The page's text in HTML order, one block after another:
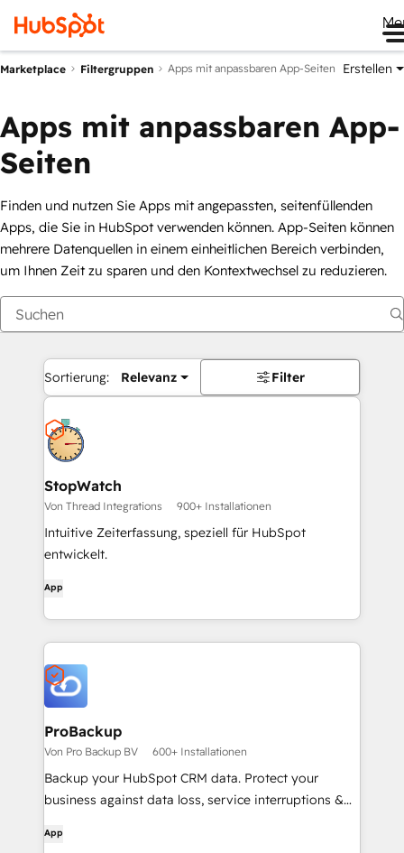
Marketplace Filtergruppen Apps mit anpassbaren App-Seiten Erstellen
Apps mit anpassbaren App-
Seiten
Finden und nutzen Sie Apps mit angepassten, seitenfüllenden
Apps, die Sie in HubSpot verwenden können. App-Seiten können
mehrere Datenquellen in einem einheitlichen Bereich verbinden,
um Ihnen Zeit zu sparen und den Kontextwechsel zu reduzieren.
Sortierung: Relevanz Filter
StopWatch
Von Thread Integrations 900+ Installationen
Intuitive Zeiterfassung, speziell für HubSpot
entwickelt.
App
ProBackup
Von Pro Backup BV 600+ Installationen
Backup your HubSpot CRM data. Protect your
business against data loss, service interruptions &
App